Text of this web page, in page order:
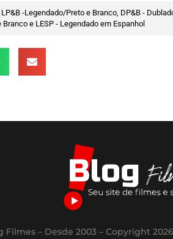
-Legendado/Preto e Branco, DP&B -
e LESP - Legendado em Espanhol
Filmes – Desde 2003 – Copyright